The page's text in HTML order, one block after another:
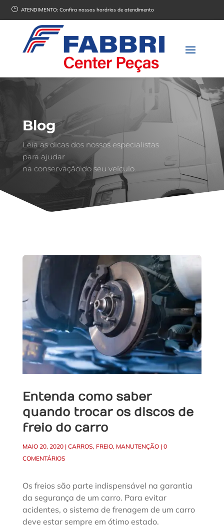
} ATENDIMENTO:Confira nossos horários de atendimento
Blog
Leia as dicas dos nossos especialistas
para ajudar
na conservação do seu veículo.
Entenda como saber
quando trocar os discos de
freio do carro
MAIO 20, 2020| CARROS, FREIO, MANUTENÇÃO| 0
COMENTÁRIOS
Os freios são parte indispensável na garantia
da segurança de um carro. Para evitar
acidentes, o sistema de frenagem de um carro
deve estar sempre em ótimo estado.